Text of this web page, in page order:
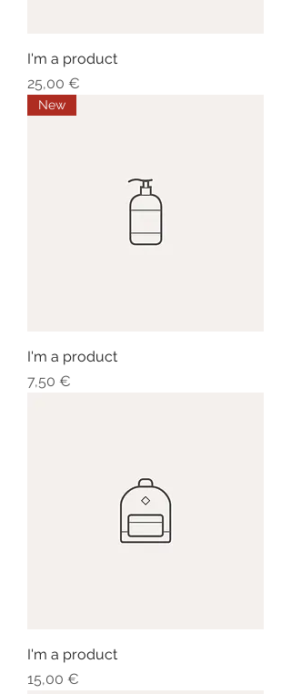
I'm a product
Prezzo
25,00 €
New
I'm a product
Prezzo
7,50 €
I'm a product
Prezzo
15,00 €